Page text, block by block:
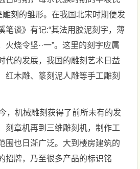
雕刻的雏形。在我国北宋时期便发
笔谈》有记:“其法用胶泥刻字，薄
火烧令坚··一”。这里的刻字应属
代的发展，我国的雕刻艺术日益
红木雕、篆刻泥人雕等手工雕刻
，机械雕刻获得了前所未有的发
刻章机再到三维雕刻机，制作工
围也日渐广泛。大到楼房建筑的
招牌，乃至很多产品的标识铭